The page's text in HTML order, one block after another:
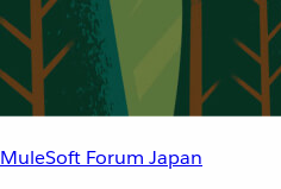
MuleSoft Forum Japan